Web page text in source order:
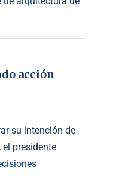
acción
su intención de
presidente